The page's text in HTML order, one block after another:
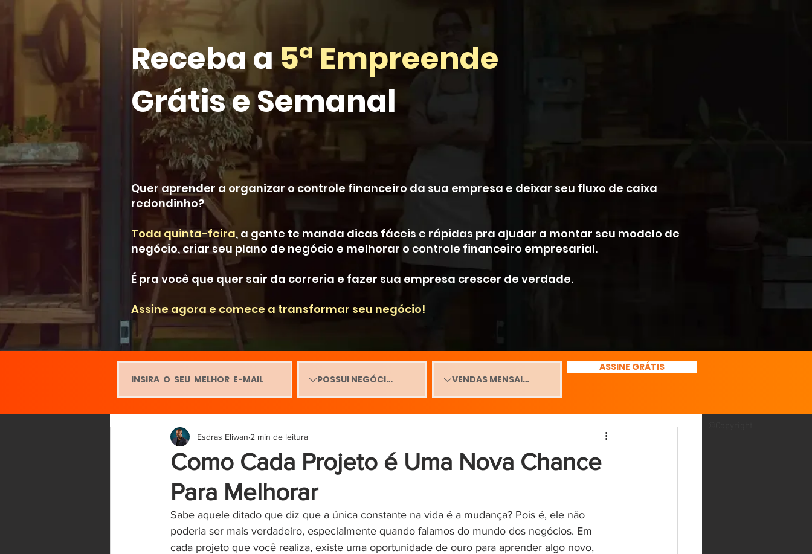
Receba a 5ª Empreende
Grátis e Semanal
Quer aprender a organizar o controle financeiro da sua empresa e deixar seu fluxo de caixa
redondinho?
Toda quinta-feira, a gente te manda dicas fáceis e rápidas pra ajudar a montar seu modelo de
negócio, criar seu plano de negócio e melhorar o controle financeiro empresarial.
É pra você que quer sair da correria e fazer sua empresa crescer de verdade.
Assine agora e comece a transformar seu negócio!
ASSINE GRÁTIS
Como Cada Projeto é Uma Nova Chance
Para Melhorar
Esdras Eliwan 2 min de leitura
Sabe aquele ditado que diz que a única constante na vida é a mudança? Pois é, ele não
poderia ser mais verdadeiro, especialmente quando falamos do mundo dos negócios. Em
cada projeto que você realiza, existe uma oportunidade de ouro para aprender algo novo,